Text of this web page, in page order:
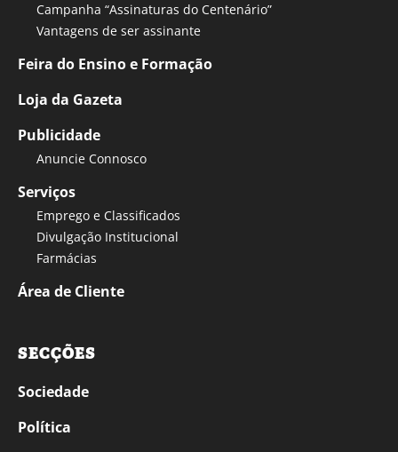
Campanha “Assinaturas do Centenário”
Vantagens de ser assinante
Feira do Ensino e Formação
Loja da Gazeta
Publicidade
Anuncie Connosco
Serviços
Emprego e Classificados
Divulgação Institucional
Farmácias
Área de Cliente
SECÇÕES
Sociedade
Política